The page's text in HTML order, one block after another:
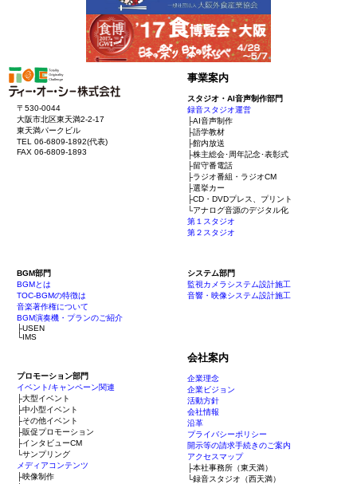
〒530-0044
大阪市北区東天満2-2-17
東天満パークビル
TEL 06-6809-1892(代表)
FAX 06-6809-1893
事業案内
スタジオ・AI音声制作部門
録音スタジオ運営
├AI音声制作
├語学教材
├館内放送
├株主総会･周年記念･表彰式
├留守番電話
├ラジオ番組・ラジオCM
├選挙カー
├CD・DVDプレス、プリント
└アナログ音源のデジタル化
第１スタジオ
第２スタジオ
BGM部門
BGMとは
TOC-BGMの特徴は
音楽著作権について
BGM演奏機・プランのご紹介
├USEN
└IMS
システム部門
監視カメラシステム設計施工
音響・映像システム設計施工
プロモーション部門
イベント/キャンペーン関連
├大型イベント
├中小型イベント
├その他イベント
├販促プロモーション
├インタビューCM
└サンプリング
メディアコンテンツ
├映像制作
会社案内
企業理念
企業ビジョン
活動方針
会社情報
沿革
プライバシーポリシー
開示等の請求手続きのご案内
アクセスマップ
├本社事務所（東天満）
└録音スタジオ（西天満）